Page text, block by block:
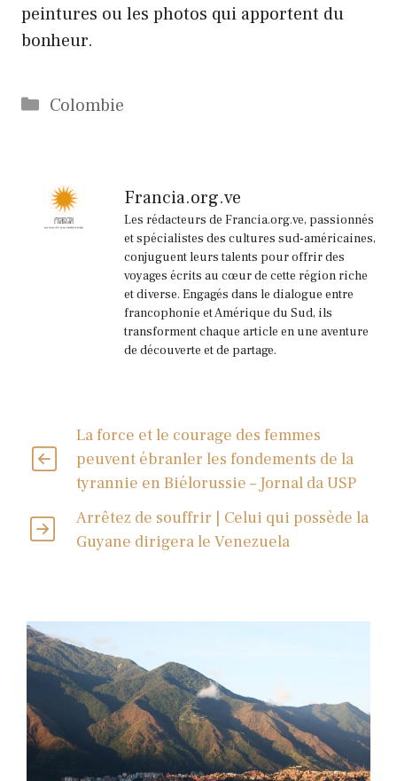
peintures ou les photos qui apportent du
bonheur.
Catégories
Colombie
Francia.org.ve
Les rédacteurs de Francia.org.ve, passionnés
et spécialistes des cultures sud-américaines,
conjuguent leurs talents pour offrir des
voyages écrits au cœur de cette région riche
et diverse. Engagés dans le dialogue entre
francophonie et Amérique du Sud, ils
transforment chaque article en une aventure
de découverte et de partage.
La force et le courage des femmes
peuvent ébranler les fondements de la
tyrannie en Biélorussie – Jornal da USP
Arrêtez de souffrir | Celui qui possède la
Guyane dirigera le Venezuela